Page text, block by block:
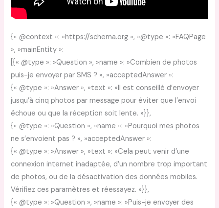
{« @context »: »https://schema.org », »@type »: »FAQPage
», »mainEntity »:
[{« @type »: »Question », »name »: »Combien de photos
puis-je envoyer par SMS ? », »acceptedAnswer »:
{« @type »: »Answer », »text »: »Il est conseillé d’envoyer
jusqu’à cinq photos par message pour éviter que l’envoi
échoue ou que la réception soit lente. »}},
{« @type »: »Question », »name »: »Pourquoi mes photos
ne s’envoient pas ? », »acceptedAnswer »:
{« @type »: »Answer », »text »: »Cela peut venir d’une
connexion internet inadaptée, d’un nombre trop important
de photos, ou de la désactivation des données mobiles.
Vérifiez ces paramètres et réessayez. »}},
{« @type »: »Question », »name »: »Puis-je envoyer des